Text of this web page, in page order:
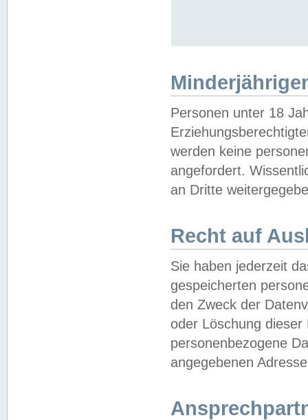
Personen unter 18
werden keine
angefordert.
an Dritte
Recht auf
Sie haben jederzeit
gespeicherten
den Zweck der
oder Löschung
personenbezogene
angegebenen